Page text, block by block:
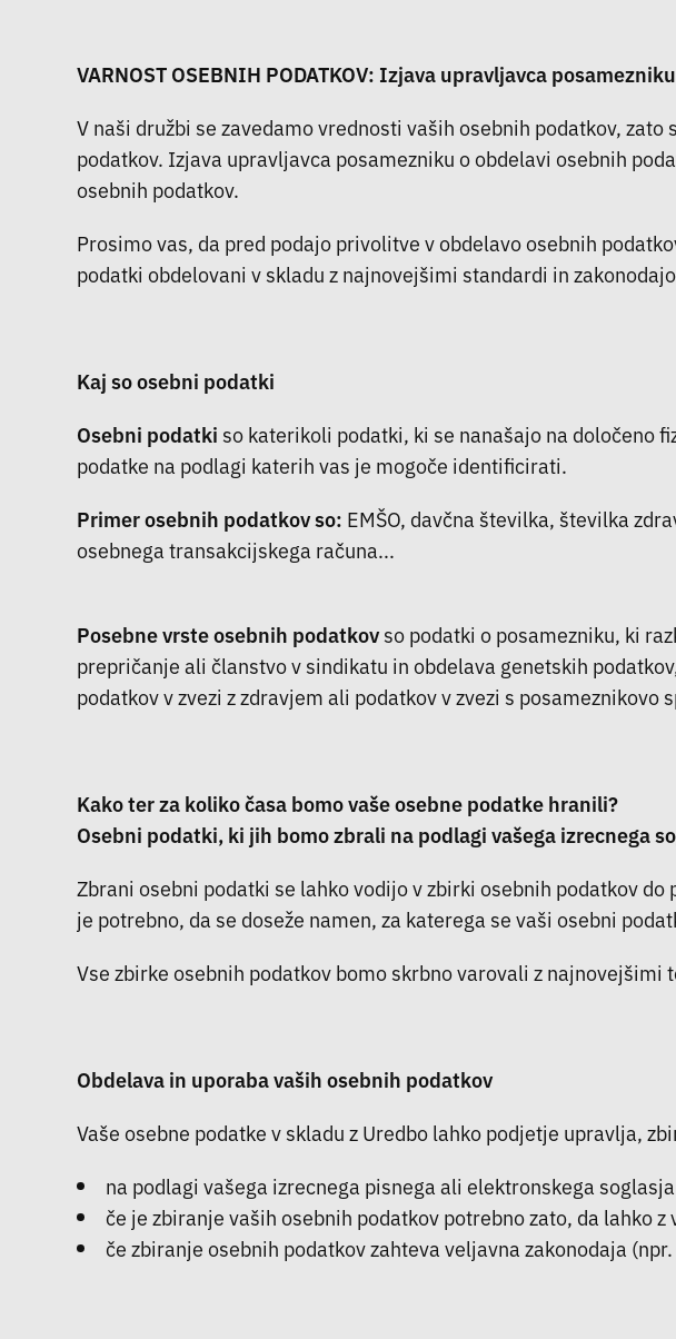
VARNOST OSEBNIH PODATKOV: Izjava upravljavca
V naši družbi se zavedamo vrednosti vaših osebnih podatkov,
podatkov. Izjava upravljavca posamezniku o obdelavi osebnih
osebnih podatkov.
Prosimo vas, da pred podajo privolitve v obdelavo osebnih
podatki obdelovani v skladu z najnovejšimi standardi in
Kaj so osebni podatki
Osebni podatki so katerikoli podatki, ki se nanašajo na določeno
podatke na podlagi katerih vas je mogoče identificirati.
Primer osebnih podatkov so: EMŠO, davčna številka, številka
osebnega transakcijskega računa...
Posebne vrste osebnih podatkovso podatki o posamezniku, ki
prepričanje ali članstvo v sindikatu in obdelava genetskih
podatkov v zvezi z zdravjem ali podatkov v zvezi s
Kako ter za koliko časa bomo vaše osebne podatke hranili?
Osebni podatki, ki jih bomo zbrali na podlagi vašega izrecnega
Zbrani osebni podatki se lahko vodijo v zbirki osebnih podatkov
je potrebno, da se doseže namen, za katerega se vaši osebni
Vse zbirke osebnih podatkov bomo skrbno varovali z
Obdelava in uporaba vaših osebnih podatkov
Vaše osebne podatke v skladu z Uredbo lahko podjetje upravlja,
na podlagi vašega izrecnega pisnega ali elektronskega soglasja
če je zbiranje vaših osebnih podatkov potrebno zato, da lahko
če zbiranje osebnih podatkov zahteva veljavna zakonodaja